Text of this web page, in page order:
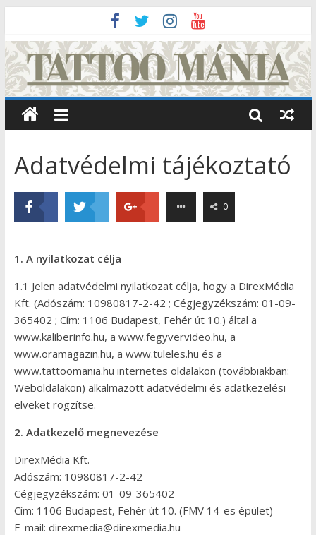
Adatvédelmi tájékoztató
0
1. A nyilatkozat célja
1.1 Jelen adatvédelmi nyilatkozat célja, hogy a DirexMédia
Kft. (Adószám: 10980817-2-42 ; Cégjegyzékszám: 01-09-
365402 ; Cím: 1106 Budapest, Fehér út 10.) által a
www.kaliberinfo.hu, a www.fegyvervideo.hu, a
www.oramagazin.hu, a www.tuleles.hu és a
www.tattoomania.hu internetes oldalakon (továbbiakban:
Weboldalakon) alkalmazott adatvédelmi és adatkezelési
elveket rögzítse.
2. Adatkezelő megnevezése
DirexMédia Kft.
Adószám: 10980817-2-42
Cégjegyzékszám: 01-09-365402
Cím: 1106 Budapest, Fehér út 10. (FMV 14-es épület)
E-mail: direxmedia@direxmedia.hu